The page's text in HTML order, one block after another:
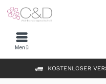
KOSTENLOSER
Menü